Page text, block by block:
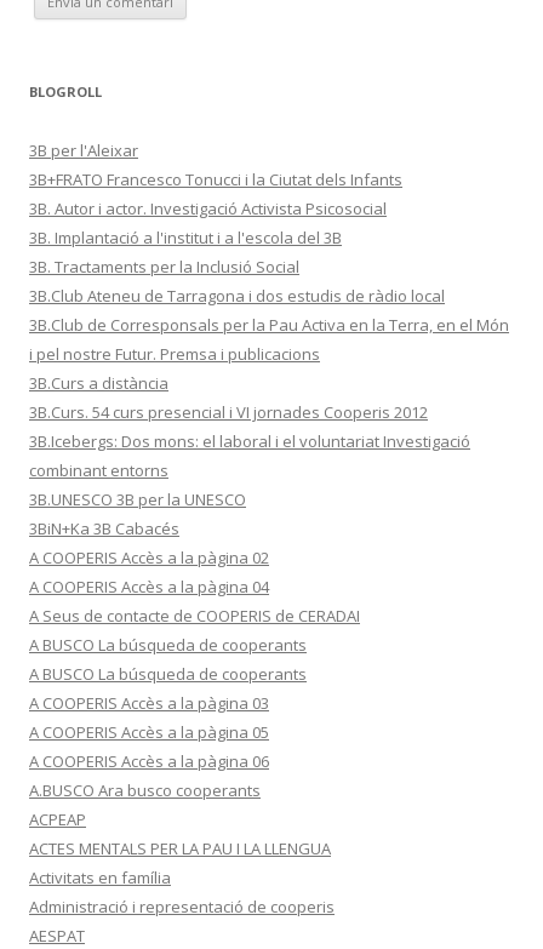
BLOGROLL
3B per l'Aleixar
3B+FRATO Francesco Tonucci i la Ciutat dels Infants
3B. Autor i actor. Investigació Activista Psicosocial
3B. Implantació a l'institut i a l'escola del 3B
3B. Tractaments per la Inclusió Social
3B.Club Ateneu de Tarragona i dos estudis de ràdio local
3B.Club de Corresponsals per la Pau Activa en la Terra, en el Món
i pel nostre Futur. Premsa i publicacions
3B.Curs a distància
3B.Curs. 54 curs presencial i VI jornades Cooperis 2012
3B.Icebergs: Dos mons: el laboral i el voluntariat Investigació
combinant entorns
3B.UNESCO 3B per la UNESCO
3BiN+Ka 3B Cabacés
A COOPERIS Accès a la pàgina 02
A COOPERIS Accès a la pàgina 04
A Seus de contacte de COOPERIS de CERADAI
A BUSCO La búsqueda de cooperants
A BUSCO La búsqueda de cooperants
A COOPERIS Accès a la pàgina 03
A COOPERIS Accès a la pàgina 05
A COOPERIS Accès a la pàgina 06
A.BUSCO Ara busco cooperants
ACPEAP
ACTES MENTALS PER LA PAU I LA LLENGUA
Activitats en família
Administració i representació de cooperis
AESPAT